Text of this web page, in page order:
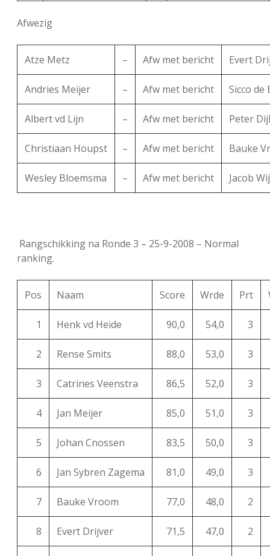
Afwezig
Atze Metz – Afw met bericht Evert
Andries Meijer – Afw met bericht Sicco de
Albert vd Lijn – Afw met bericht Peter
Christiaan Houpst – Afw met bericht Bauke
Wesley Bloemsma – Afw met bericht Jacob
Rangschikking na Ronde 3 – 25-9-2008 – Normal
ranking.
Pos Naam Score Wrde Prt
1 Henk vd Heide 90,0 54,0 3
2 Rense Smits 88,0 53,0 3
3 Catrines Veenstra 86,5 52,0 3
4 Jan Meijer 85,0 51,0 3
5 Johan Cnossen 83,5 50,0 3
6 Jan Sybren Zagema 81,0 49,0 3
7 Bauke Vroom 77,0 48,0 2
8 Evert Drijver 71,5 47,0 2